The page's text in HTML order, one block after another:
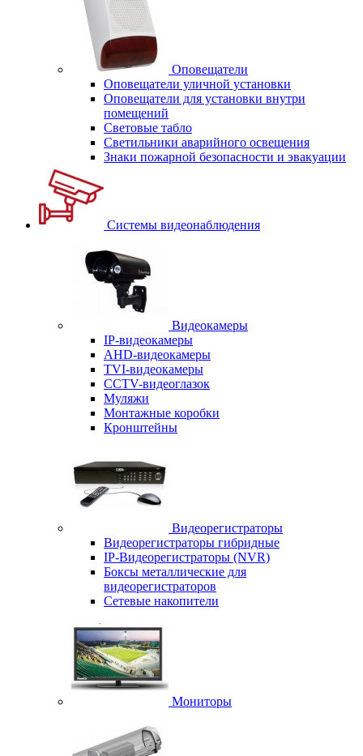
Оповещатели
Оповещатели уличной установки
Оповещатели для установки внутри
помещений
Световые табло
Светильники аварийного освещения
Знаки пожарной безопасности и эвакуации
Системы видеонаблюдения
Видеокамеры
IP-видеокамеры
AHD-видеокамеры
TVI-видеокамеры
CCTV-видеоглазок
Муляжи
Монтажные коробки
Кронштейны
Видеорегистраторы
Видеорегистраторы гибридные
IP-Видеорегистраторы (NVR)
Боксы металлические для
видеорегистраторов
Сетевые накопители
Мониторы